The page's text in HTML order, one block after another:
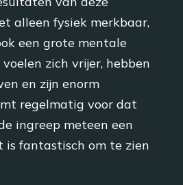
alleen fysiek merkbaar,
een grote mentale
zich vrijer, hebben
en zijn enorm
regelmatig voor dat
ingreep meteen een
is fantastisch om te zien